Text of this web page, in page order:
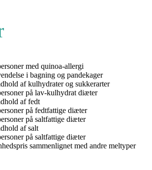
med quinoa-allergi
i bagning og pandekager
af kulhydrater og sukkerarter
på lav-kulhydrat diæter
af fedt
på fedtfattige diæter
på saltfattige diæter
af salt
på saltfattige diæter
sammenlignet med andre meltyper